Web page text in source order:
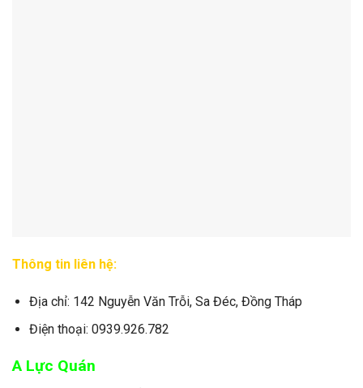
Thông tin liên hệ:
Địa chỉ: 142 Nguyễn Văn Trỗi, Sa Đéc, Đồng Tháp
Điện thoại: 0939.926.782
A Lực Quán